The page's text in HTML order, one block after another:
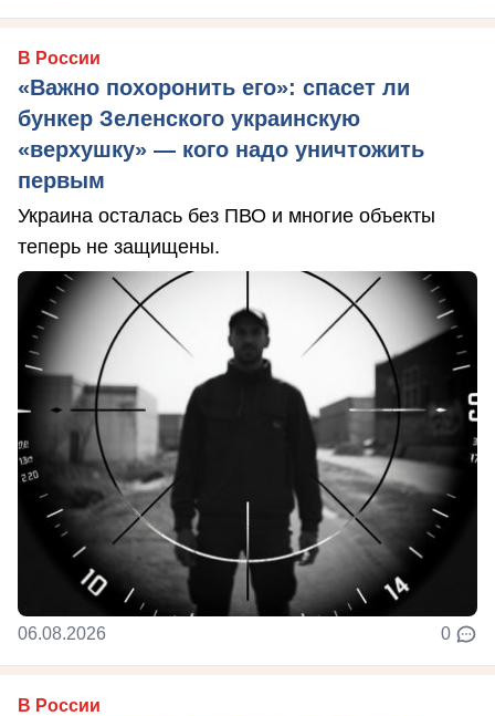
В России
«Важно похоронить его»: спасет ли
бункер Зеленского украинскую
«верхушку» — кого надо уничтожить
первым
Украина осталась без ПВО и многие объекты
теперь не защищены.
06.08.2026 0
В России